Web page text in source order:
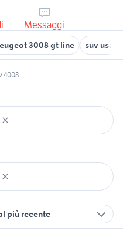
Messaggi
3008 gt line suv usati
4008
più recente